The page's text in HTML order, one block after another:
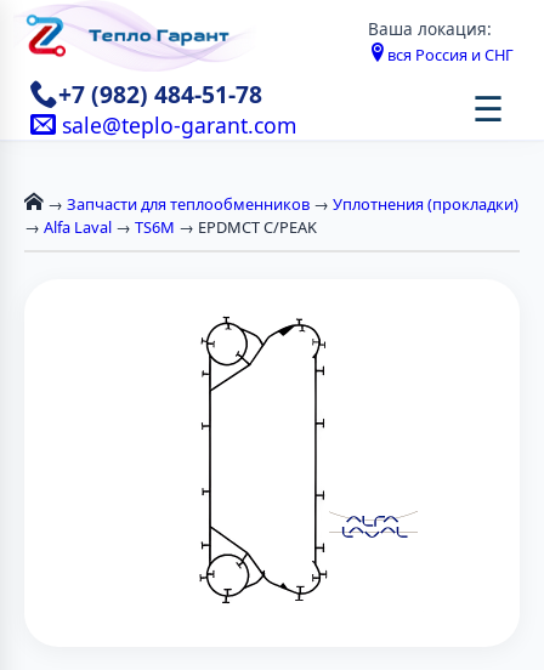
Ваша локация:
вся Россия и СНГ
+7 (982) 484-51-78
sale@teplo-garant.com ☰
→ Запчасти для теплообменников → Уплотнения (прокладки)
→ Alfa Laval → TS6M → EPDMCT C/PEAK